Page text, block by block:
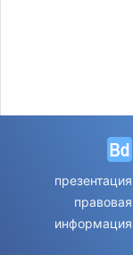
презентация
правовая
информация